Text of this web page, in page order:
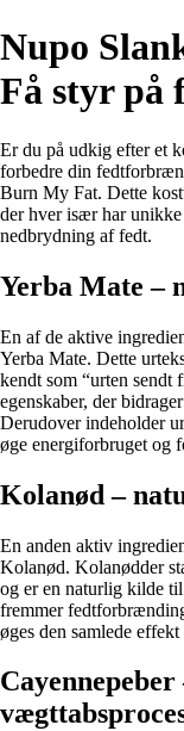
Nupo
Få styr på
Er du på udkig efter et
forbedre din
Burn My Fat. Dette
der hver især har
nedbrydning af fedt.
Yerba Mate –
En af de aktive
Yerba Mate. Dette
kendt som “urten sendt
egenskaber, der
Derudover indeholder
øge energiforbruget og
Kolanød –
En anden aktiv
Kolanød. Kolanødder
og er en naturlig kilde
fremmer
øges den samlede